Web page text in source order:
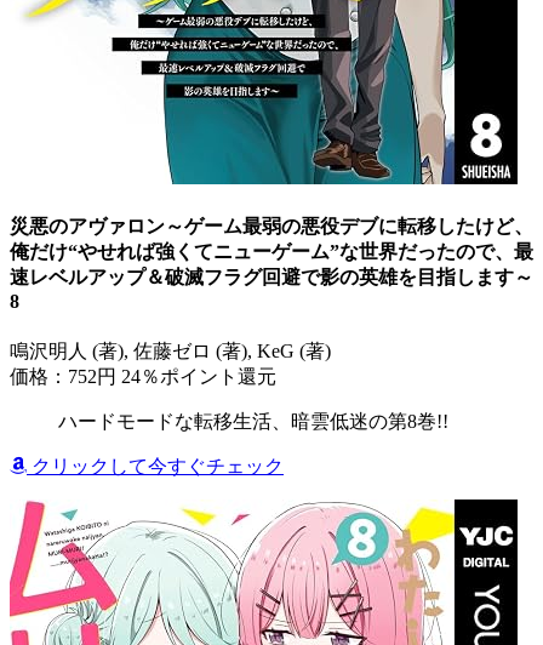
災悪のアヴァロン～ゲーム最弱の悪役デブに転移したけど、
俺だけ“やせれば強くてニューゲーム”な世界だったので、最
速レベルアップ＆破滅フラグ回避で影の英雄を目指します～
8
鳴沢明人 (著), 佐藤ゼロ (著), KeG (著)
価格：752円 24％ポイント還元
ハードモードな転移生活、暗雲低迷の第8巻!!
クリックして今すぐチェック